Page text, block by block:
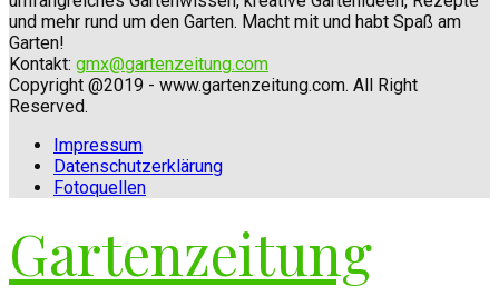
und mehr rund um den Garten. Macht mit und habt Spaß am
Garten!
Kontakt: gmx@gartenzeitung.com
Copyright @2019 - www.gartenzeitung.com. All Right
Reserved.
Impressum
Datenschutzerklärung
Fotoquellen
Gartenzeitung